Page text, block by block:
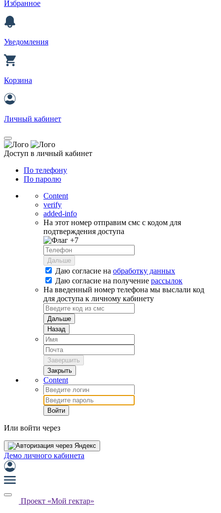
Избранное
Уведомления
Корзина
Личный кабинет
Доступ в личный кабинет
По телефону
По паролю
Content
verify
added-info
На этот номер отправим смс с кодом для
подтверждения доступа
+7
Дальше
Даю согласие на обработку данных
Даю согласие на получение рассылок
На введенный номер телефона мы выслали код
для доступа к личному кабинету
Дальше
Назад
Завершить
Закрыть
Content
Войти
Или войти через
Демо личного кабинета
Проект «Мой гектар»